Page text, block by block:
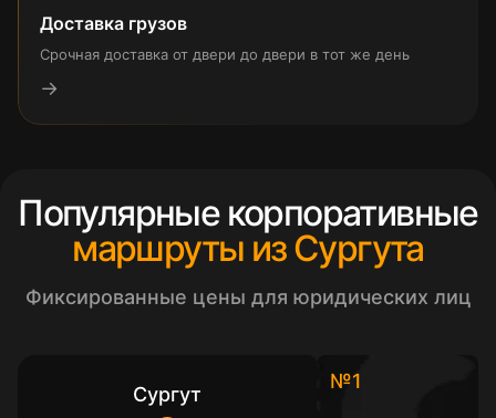
Доставка грузов
Срочная доставка от двери до двери в тот же день
→
Популярные корпоративные
маршруты из Сургута
Фиксированные цены для юридических лиц
Сургут
№1